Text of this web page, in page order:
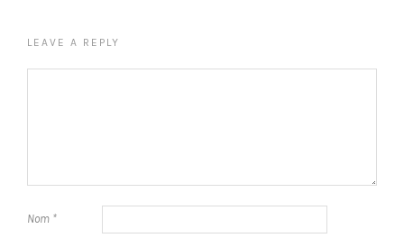
LEAVE A REPLY
Nom *